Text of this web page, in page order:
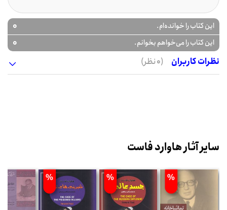
این کتاب را خوانده‌ام. 0
این کتاب را می‌خواهم بخوانم.
0
نظرات کاربران
(0 نظر)
سایر آثار هاوارد فاست
%
%
%